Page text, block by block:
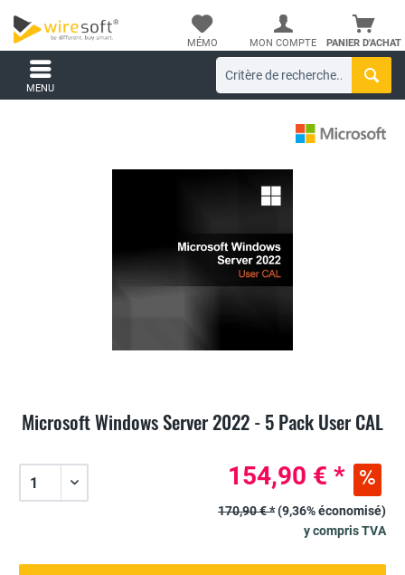
PANIER D'ACHAT
MÉMO MON COMPTE
MENU
Microsoft Windows Server 2022 - 5 Pack User CAL
154,90 € *
170,90 € *(9,36% économisé)
y compris TVA